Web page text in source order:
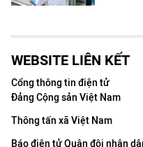
WEBSITE LIÊN KẾT
Cổng thông tin điện tử
Đảng Cộng sản Việt Nam
Thông tấn xã Việt Nam
Báo điện tử Quân đội nhân